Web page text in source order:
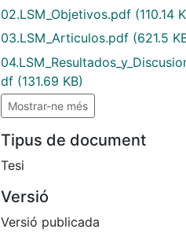
02.LSM_Objetivos.pdf (110.14
03.LSM_Articulos.pdf (621.5
df (131.69 KB)
Mostrar-ne més
Tipus de document
Tesi
Versió
Versió publicada